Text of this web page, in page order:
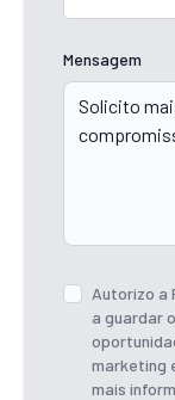
Mensagem
Autorizo a
a guardar
marketing
mais